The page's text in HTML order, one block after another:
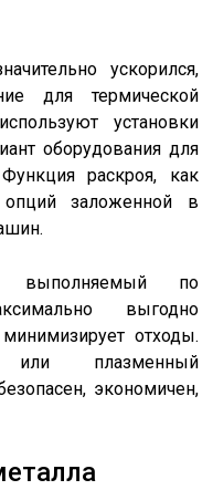
ускорился,
для термической
установки
оборудования для
раскроя, как
заложенной в
выполняемый по
выгодно
отходы.
плазменный
экономичен,